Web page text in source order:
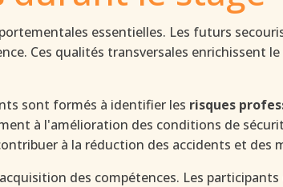
essentielles. Les futurs
Ces qualités transversales enrichissent
sont formés à identifier les risques
à l'amélioration des conditions de
à la réduction des accidents et des
des compétences. Les